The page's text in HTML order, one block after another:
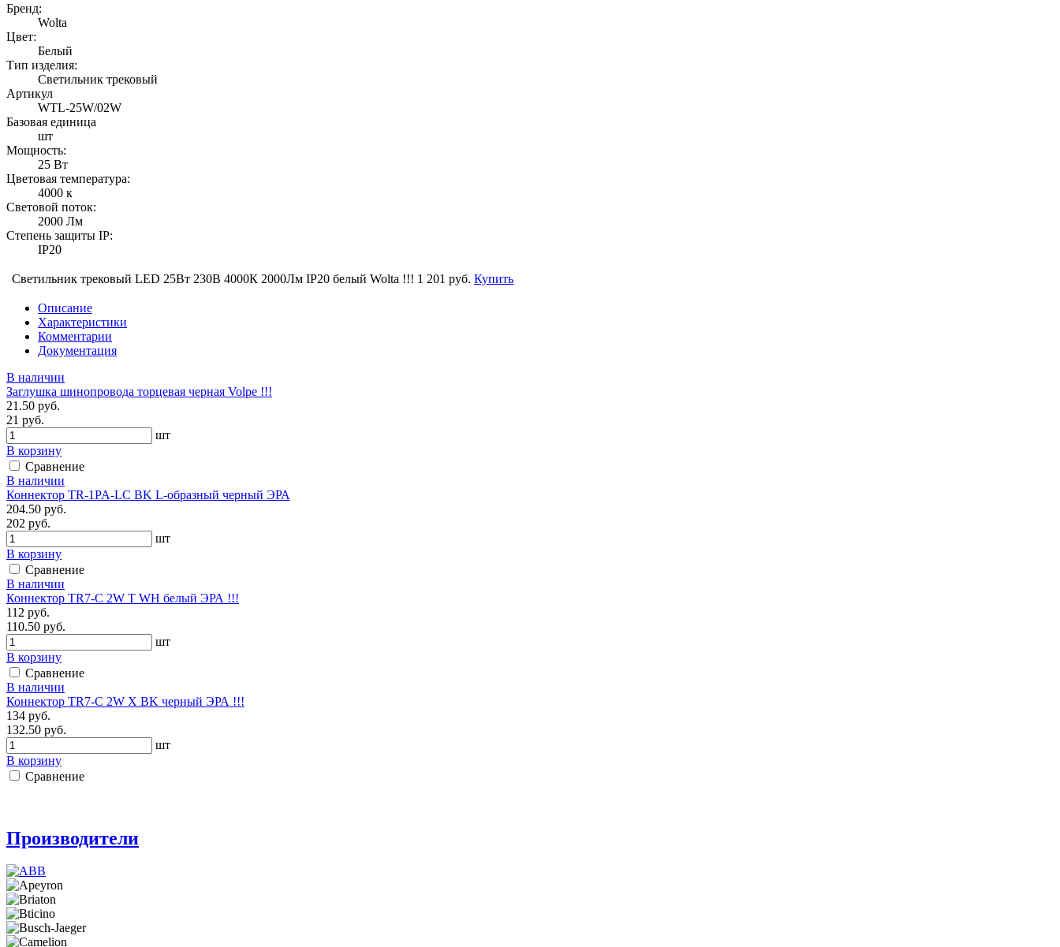
Бренд:
Wolta
Цвет:
Белый
Тип изделия:
Светильник трековый
Артикул
WTL-25W/02W
Базовая единица
шт
Мощность:
25 Вт
Цветовая температура:
4000 к
Световой поток:
2000 Лм
Степень защиты IP:
IP20
Светильник трековый LED 25Вт 230В 4000К 2000Лм IP20 белый Wolta !!! 1 201 руб. Купить
Описание
Характеристики
Комментарии
Документация
В наличии
Заглушка шинопровода торцевая черная Volpe !!!
21.50 руб.
21 руб.
шт
В корзину
Сравнение
В наличии
Коннектор TR-1PA-LС BK L-образный черный ЭРА
204.50 руб.
202 руб.
шт
В корзину
Сравнение
В наличии
Коннектор TR7-C 2W T WH белый ЭРА !!!
112 руб.
110.50 руб.
шт
В корзину
Сравнение
В наличии
Коннектор TR7-C 2W X BK черный ЭРА !!!
134 руб.
132.50 руб.
шт
В корзину
Сравнение
Производители